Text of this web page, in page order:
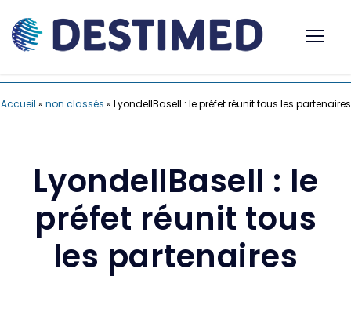
Accueil » non classés » LyondellBasell : le préfet réunit tous les partenaires
LyondellBasell : le
préfet réunit tous
les partenaires